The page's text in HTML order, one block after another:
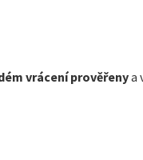
vrácení prověřenya